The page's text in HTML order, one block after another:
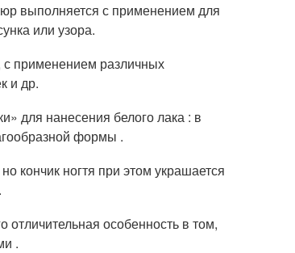
выполняется с применением для
или узора.
с применением различных
и др.
для нанесения белого лака : в
формы .
кончик ногтя при этом украшается
особенность в том,
.